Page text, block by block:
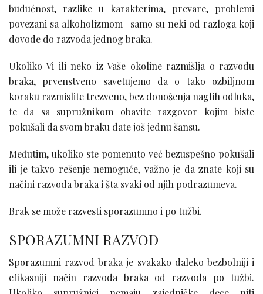
budućnost, razlike u karakterima, prevare, problemi
povezani sa alkoholizmom- samo su neki od razloga koji
dovode do razvoda jednog braka.
Ukoliko Vi ili neko iz Vaše okoline razmišlja o razvodu
braka, prvenstveno savetujemo da o tako ozbiljnom
koraku razmislite trezveno, bez donošenja naglih odluka,
te da sa supružnikom obavite razgovor kojim biste
pokušali da svom braku date još jednu šansu.
Međutim, ukoliko ste pomenuto već bezuspešno pokušali
ili je takvo rešenje nemoguće, važno je da znate koji su
načini razvoda braka i šta svaki od njih podrazumeva.
Brak se može razvesti sporazumno i po tužbi.
SPORAZUMNI RAZVOD
Sporazumni razvod braka je svakako daleko bezbolniji i
efikasniji način razvoda braka od razvoda po tužbi.